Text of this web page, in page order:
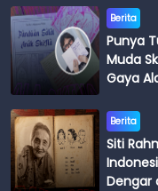
Berita
Punya
Muda
Gaya
Berita
Siti
Dengar